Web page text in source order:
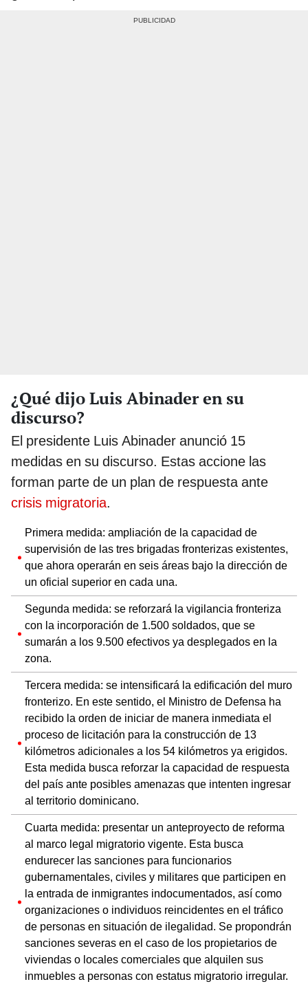
¿Qué dijo Luis Abinader en su
discurso?
El presidente Luis Abinader anunció 15
medidas en su discurso. Estas accione las
forman parte de un plan de respuesta ante
crisis migratoria.
Primera medida: ampliación de la capacidad de
supervisión de las tres brigadas fronterizas existentes,
que ahora operarán en seis áreas bajo la dirección de
un oficial superior en cada una.
Segunda medida: se reforzará la vigilancia fronteriza
con la incorporación de 1.500 soldados, que se
sumarán a los 9.500 efectivos ya desplegados en la
zona.
Tercera medida: se intensificará la edificación del muro
fronterizo. En este sentido, el Ministro de Defensa ha
recibido la orden de iniciar de manera inmediata el
proceso de licitación para la construcción de 13
kilómetros adicionales a los 54 kilómetros ya erigidos.
Esta medida busca reforzar la capacidad de respuesta
del país ante posibles amenazas que intenten ingresar
al territorio dominicano.
Cuarta medida: presentar un anteproyecto de reforma
al marco legal migratorio vigente. Esta busca
endurecer las sanciones para funcionarios
gubernamentales, civiles y militares que participen en
la entrada de inmigrantes indocumentados, así como
organizaciones o individuos reincidentes en el tráfico
de personas en situación de ilegalidad. Se propondrán
sanciones severas en el caso de los propietarios de
viviendas o locales comerciales que alquilen sus
inmuebles a personas con estatus migratorio irregular.